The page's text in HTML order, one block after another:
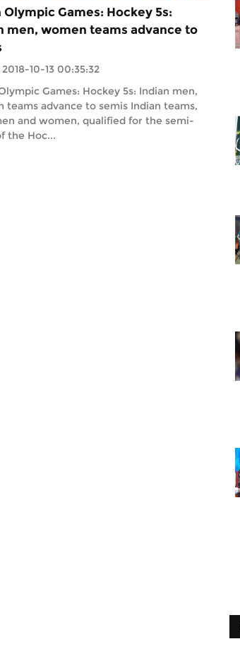
Olympic Games: Hockey 5s:
men, women teams advance to
2018-10-13 00:35:32
Games: Hockey 5s: Indian men,
teams advance to semis Indian teams,
and women, qualified for the semi-
the Hoc...